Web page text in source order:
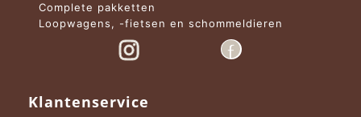
Complete pakketten
Loopwagens, -fietsen en schommeldieren
Klantenservice